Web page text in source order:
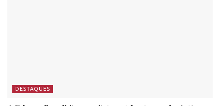
DESTAQUES